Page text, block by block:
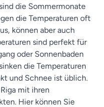
die Sommermonate
die Temperaturen oft
können aber auch
sind perfekt für
oder Sonnenbaden
die Temperaturen
und Schnee ist üblich.
mit ihren
Hier können Sie